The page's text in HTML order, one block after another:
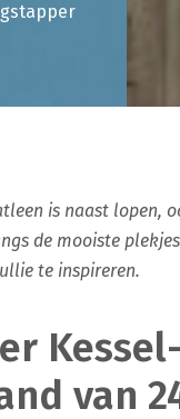
is naast lopen,
de mooiste
te inspireren.
van